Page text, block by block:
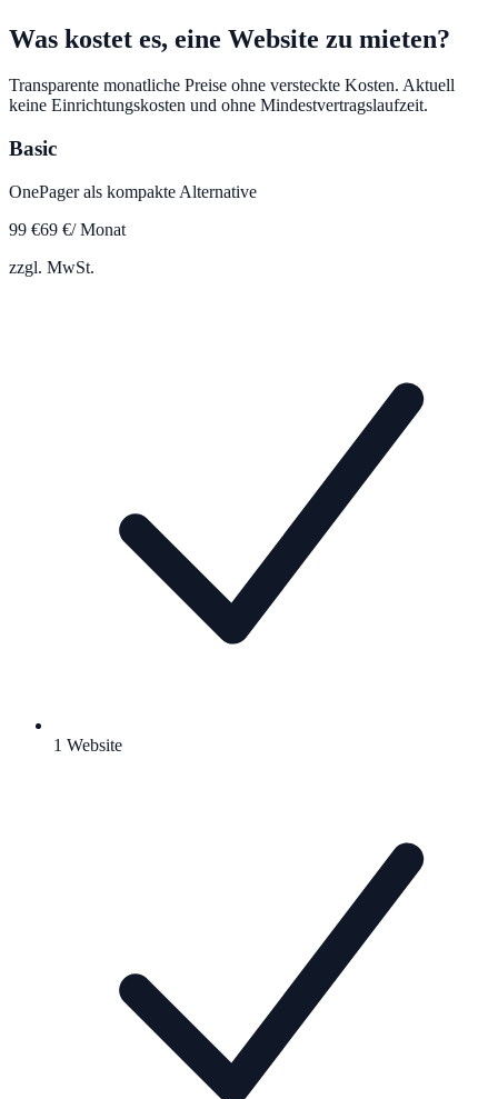
Was kostet es, eine Website zu mieten?
Transparente monatliche Preise ohne versteckte Kosten. Aktuell
keine Einrichtungskosten und ohne Mindestvertragslaufzeit.
Basic
OnePager als kompakte Alternative
99 €69 €/ Monat
zzgl. MwSt.
1 Website